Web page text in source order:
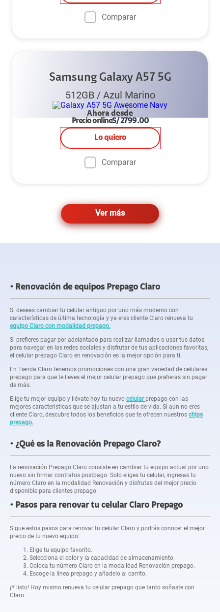
Comparar
Samsung Galaxy A57 5G
512GB/ Azul Marino
Ahora desde
Precio onlineS/2799.00
Lo quiero
Comparar
Ver más
Renovación de equipos Prepago Claro
Si deseas cambiar tu celular antiguo por uno más moderno con
características de última tecnología y ya eres cliente Claro renueva tu
equipo Claro con modalidad prepago.
Si prefieres pagar por adelantado para realizar llamadas o usar tus datos
para navegar en las redes sociales y disfrutar de tus aplicaciones favoritas,
el celular prepago Claro en renovación es la mejor opción para ti.
En Tienda Claro tenemos promociones con una gran variedad de celulares
prepago para que te lleves el mejor celular prepago que prefieras sin pagar
de más.
Elige tu mejor equipo y llévate hoy tu nuevo celularprepago con las
mejores características que se ajustan a tu estilo de vida. Si aún no eres
cliente Claro, descubre todos los beneficios que te ofrecen nuestros chips
prepago.
¿Qué es la Renovación Prepago Claro?
La renovación Prepago Claro consiste en cambiar tu equipo actual por uno
nuevo sin firmar contratos postpago. Solo eliges tu celular, ingresas tu
número Claro en la modalidad Renovación y disfrutas del mejor precio
disponible para clientes prepago.
Pasos para renovar tu celular Claro Prepago
Sigue estos pasos para renovar tu celular Claro y podrás conocer el mejor
precio de tu nuevo equipo:
Elige tu equipo favorito.
Selecciona el color y la capacidad de almacenamiento.
Coloca tu número Claro en la modalidad Renovación prepago.
Escoge la línea prepago y añadelo al carrito.
¡Y listo! Hoy mismo renueva tu celular prepago que tanto soñaste con
Claro.